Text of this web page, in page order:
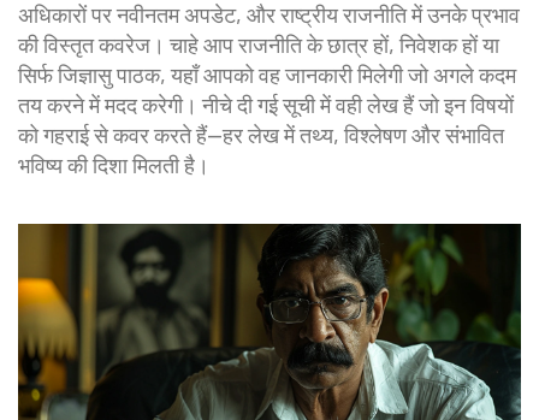
अधिकारों पर नवीनतम अपडेट, और राष्ट्रीय राजनीति में उनके प्रभाव
की विस्तृत कवरेज। चाहे आप राजनीति के छात्र हों, निवेशक हों या
सिर्फ जिज्ञासु पाठक, यहाँ आपको वह जानकारी मिलेगी जो अगले कदम
तय करने में मदद करेगी। नीचे दी गई सूची में वही लेख हैं जो इन विषयों
को गहराई से कवर करते हैं—हर लेख में तथ्य, विश्लेषण और संभावित
भविष्य की दिशा मिलती है।